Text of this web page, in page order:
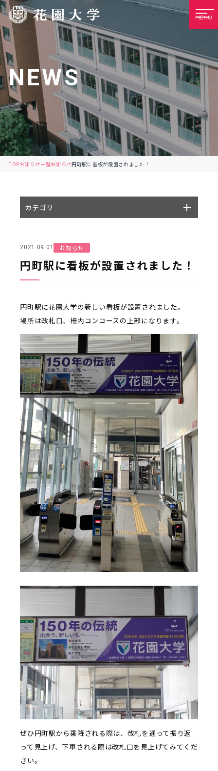
MENU
NEWS
TOPお知らせ一覧お知らせ円町駅に看板が設置されました！
2021.09.01 お知らせ
円町駅に看板が設置されました！
円町駅に花園大学の新しい看板が設置されました。
場所は改札口、柵内コンコースの上部になります。
ぜひ円町駅から乗降される際は、改札を通って振り返
って見上げ、下車される際は改札口を見上げてみてくだ
さい。
カテゴリ